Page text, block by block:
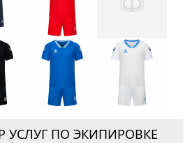
УСЛУГ ПО ЭКИПИРОВКЕ